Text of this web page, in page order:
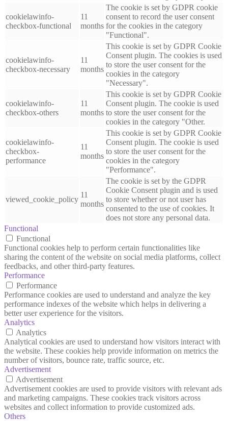
cookielawinfo-
checkbox-functional
11
months
The cookie is set by GDPR cookie
consent to record the user consent
for the cookies in the category
"Functional".
cookielawinfo-
checkbox-necessary
11
months
This cookie is set by GDPR Cookie
Consent plugin. The cookies is used
to store the user consent for the
cookies in the category
"Necessary".
cookielawinfo-
checkbox-others
11
months
This cookie is set by GDPR Cookie
Consent plugin. The cookie is used
to store the user consent for the
cookies in the category "Other.
cookielawinfo-
checkbox-
performance
11
months
This cookie is set by GDPR Cookie
Consent plugin. The cookie is used
to store the user consent for the
cookies in the category
"Performance".
viewed_cookie_policy
11
months
The cookie is set by the GDPR
Cookie Consent plugin and is used
to store whether or not user has
consented to the use of cookies. It
does not store any personal data.
Functional
Functional
Functional cookies help to perform certain functionalities like
sharing the content of the website on social media platforms, collect
feedbacks, and other third-party features.
Performance
Performance
Performance cookies are used to understand and analyze the key
performance indexes of the website which helps in delivering a
better user experience for the visitors.
Analytics
Analytics
Analytical cookies are used to understand how visitors interact with
the website. These cookies help provide information on metrics the
number of visitors, bounce rate, traffic source, etc.
Advertisement
Advertisement
Advertisement cookies are used to provide visitors with relevant ads
and marketing campaigns. These cookies track visitors across
websites and collect information to provide customized ads.
Others